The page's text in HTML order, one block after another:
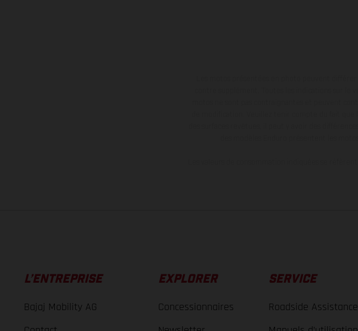
L’ENTREPRISE
Bajaj Mobility AG
EXPLORER
Concessionnaires
SERVICE
Roadside Assistance